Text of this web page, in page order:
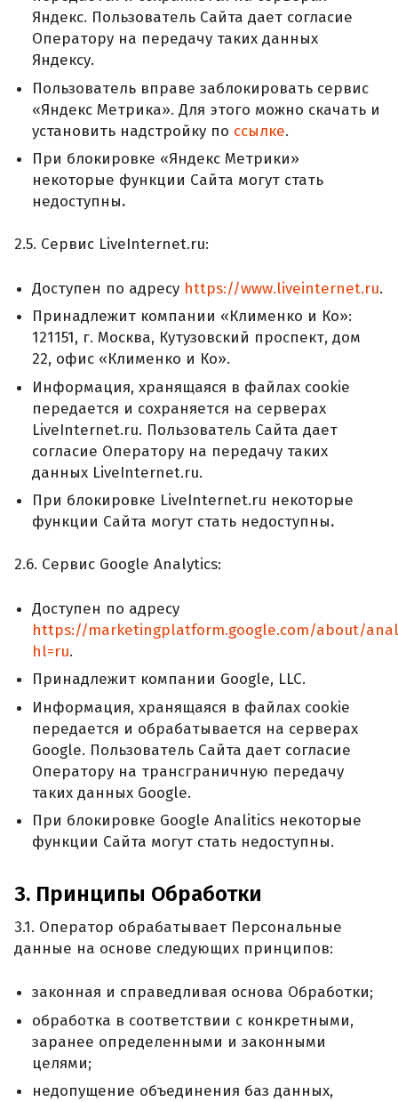
Яндекс. Пользователь Сайта дает согласие
Оператору на передачу таких данных
Яндексу.
Пользователь вправе заблокировать сервис
«Яндекс Метрика». Для этого можно скачать и
установить надстройку по ссылке.
При блокировке «Яндекс Метрики»
некоторые функции Сайта могут стать
недоступны.
2.5. Сервис LiveInternet.ru:
Доступен по адресу https://www.liveinternet.ru.
Принадлежит компании «Клименко и Ко»:
121151, г. Москва, Кутузовский проспект, дом
22, офис «Клименко и Ко».
Информация, хранящаяся в файлах cookie
передается и сохраняется на серверах
LiveInternet.ru. Пользователь Сайта дает
согласие Оператору на передачу таких
данных LiveInternet.ru.
При блокировке LiveInternet.ru некоторые
функции Сайта могут стать недоступны.
2.6. Сервис Google Analytics:
Доступен по адресу
https://marketingplatform.google.com/about/
hl=ru.
Принадлежит компании Google, LLC.
Информация, хранящаяся в файлах cookie
передается и обрабатывается на серверах
Google. Пользователь Сайта дает согласие
Оператору на трансграничную передачу
таких данных Google.
При блокировке Google Analitics некоторые
функции Сайта могут стать недоступны.
3. Принципы Обработки
3.1. Оператор обрабатывает Персональные
данные на основе следующих принципов:
законная и справедливая основа Обработки;
обработка в соответствии с конкретными,
заранее определенными и законными
целями;
недопущение объединения баз данных,